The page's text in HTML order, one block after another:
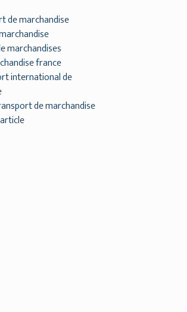
de marchandise
marchandises
france
international de
de marchandise